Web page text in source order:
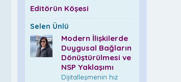
Editörün Köşesi
Selen Ünlü
Modern İlişkilerde
Duygusal Bağların
Dönüştürülmesi ve
NSP Yaklaşımı
Dijitalleşmenin hız